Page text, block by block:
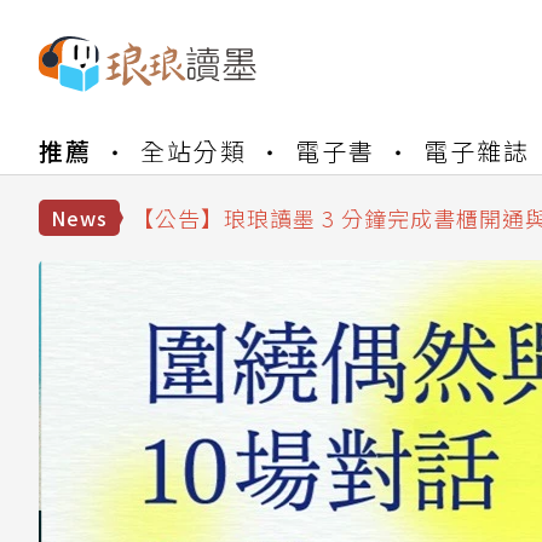
推薦 全站分類 電子書 電子雜誌
News
【公告】琅琅書店服務升級重要說明及
【公告】琅琅讀墨書櫃開通常見問題
【公告】琅琅書店服務升級重要說明及